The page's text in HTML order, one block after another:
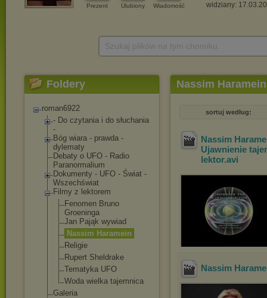
Prezent Ulubiony Wiadomość widziany:
Foldery
roman6922
- Do czytania i do słuchania
-
Bóg wiara - prawda -
dylematy
Debaty o UFO - Radio
Paranormalium
Dokumenty - UFO - Świat -
Wszechświat
Filmy z lektorem
Fenomen Bruno
Groeninga
Jan Pająk wywiad
Nassim Haramein
Religie
Rupert Sheldrake
Tematyka UFO
Woda wielka tajemnica
Galeria
Nassim Haramein
sortuj według:
Nassim
Ujawnienie
lektor.avi
Nassim